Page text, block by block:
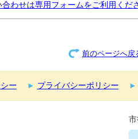
合わせは専用フォームをご利用くだ
前のページへ戻
ー プライバシーポリシー